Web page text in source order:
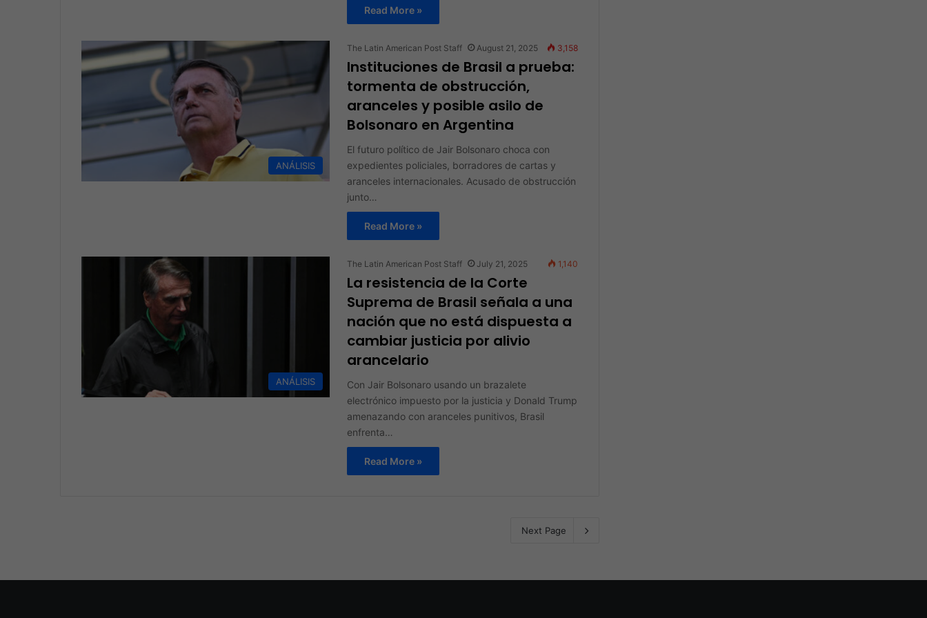
Read More »
ANÁLISIS
The Latin American Post Staff August 21, 2025 3,158
Instituciones de Brasil a prueba:
tormenta de obstrucción,
aranceles y posible asilo de
Bolsonaro en Argentina
El futuro político de Jair Bolsonaro choca con
expedientes policiales, borradores de cartas y
aranceles internacionales. Acusado de obstrucción
junto…
Read More »
ANÁLISIS
The Latin American Post Staff July 21, 2025 1,140
La resistencia de la Corte
Suprema de Brasil señala a una
nación que no está dispuesta a
cambiar justicia por alivio
arancelario
Con Jair Bolsonaro usando un brazalete
electrónico impuesto por la justicia y Donald Trump
amenazando con aranceles punitivos, Brasil
enfrenta…
Read More »
Next Page